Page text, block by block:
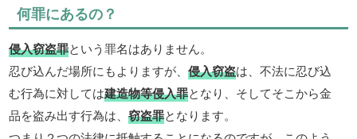
何罪にあるの？
侵入窃盗罪という罪名はありません。
忍び込んだ場所にもよりますが、侵入窃盗は、不法に忍び込
む行為に対しては建造物等侵入罪となり、そしてそこから金
品を盗み出す行為は、窃盗罪となります。